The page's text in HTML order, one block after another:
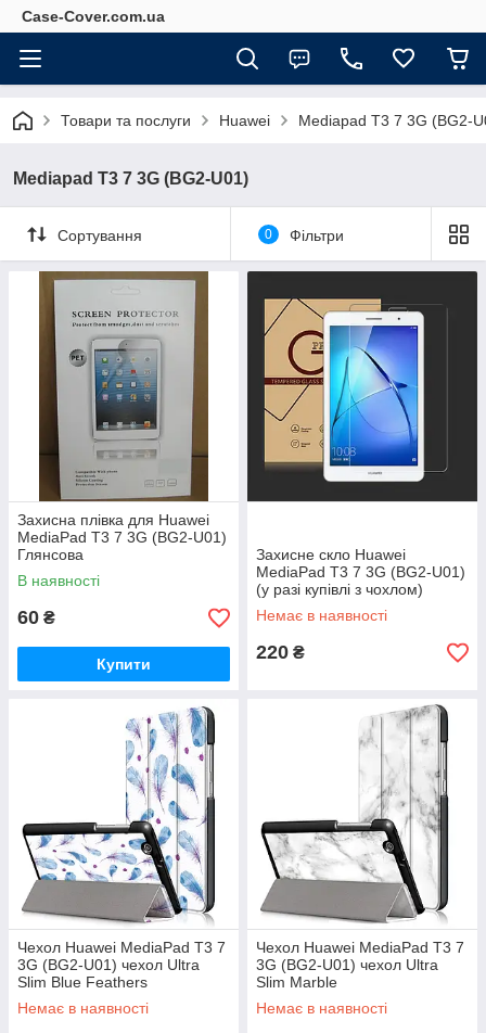
Case-Cover.com.ua
Товари та послуги Huawei Mediapad T3 7 3G (BG2-
Mediapad T3 7 3G (BG2-U01)
Сортування 0 Фільтри
Захисна плівка для Huawei
MediaPad T3 7 3G (BG2-U01)
Глянсова
В наявності
60 ₴
Купити
Захисне скло Huawei
MediaPad T3 7 3G (BG2-U01)
(у разі купівлі з чохлом)
Немає в наявності
220 ₴
Чехол Huawei MediaPad T3 7
3G (BG2-U01) чехол Ultra
Slim Blue Feathers
Немає в наявності
Чехол Huawei MediaPad T3 7
3G (BG2-U01) чехол Ultra
Slim Marble
Немає в наявності